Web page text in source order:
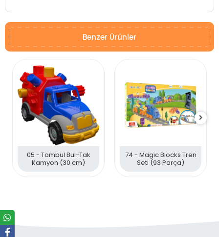
Benzer Ürünler
05 - Tombul Bul-Tak
Kamyon (30 cm)
74 - Magic Blocks Tren
Seti (93 Parça)